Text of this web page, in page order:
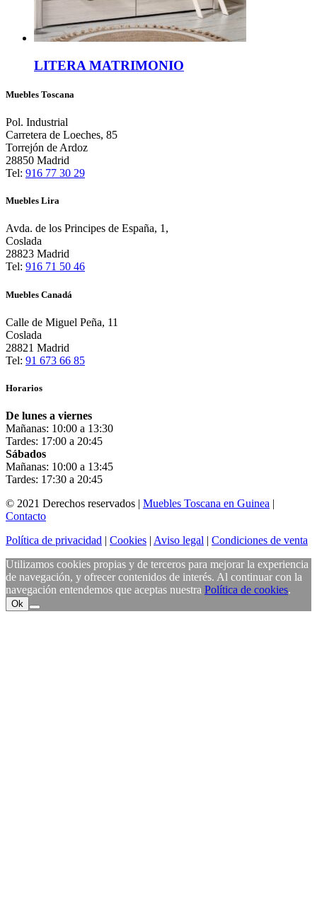
LITERA MATRIMONIO
Muebles Toscana
Pol. Industrial
Carretera de Loeches, 85
Torrejón de Ardoz
28850 Madrid
Tel: 916 77 30 29
Muebles Lira
Avda. de los Principes de España, 1,
Coslada
28823 Madrid
Tel: 916 71 50 46
Muebles Canadá
Calle de Miguel Peña, 11
Coslada
28821 Madrid
Tel: 91 673 66 85
Horarios
De lunes a viernes
Mañanas: 10:00 a 13:30
Tardes: 17:00 a 20:45
Sábados
Mañanas: 10:00 a 13:45
Tardes: 17:30 a 20:45
© 2021 Derechos reservados | Muebles Toscana en Guinea |
Contacto
Política de privacidad | Cookies | Aviso legal | Condiciones de venta
Utilizamos cookies propias y de terceros para mejorar la experiencia
de navegación, y ofrecer contenidos de interés. Al continuar con la
navegación entendemos que aceptas nuestra Política de cookies.
Ok